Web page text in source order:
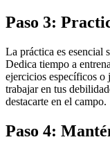
Paso 3:
La práctica es esencial
Dedica tiempo a
ejercicios específicos o
trabajar en tus
destacarte en el campo.
Paso 4: